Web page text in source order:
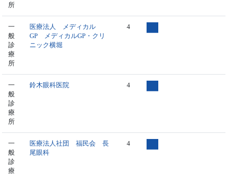
所
一
般
診
療
所
医療法人 メディカル
GP メディカルGP・クリ
ニック横堀
4
一
般
診
療
所
鈴木眼科医院 4
一
般
診
療
医療法人社団 福民会 長
尾眼科
4